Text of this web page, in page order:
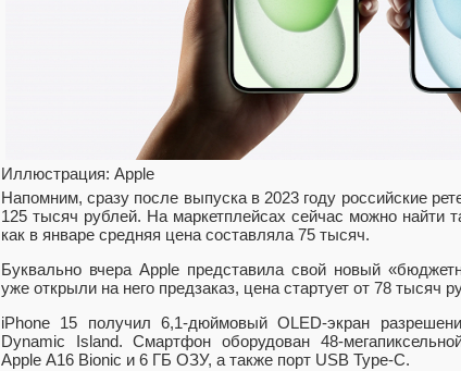
Иллюстрация: Apple
Напомним, сразу после выпуска в 2023 году российские
125 тысяч рублей. На маркетплейсах сейчас можно найти
как в январе средняя цена составляла 75 тысяч.
Буквально вчера Apple представила свой новый
уже открыли на него предзаказ, цена стартует от 78 тысяч
iPhone 15 получил 6,1-дюймовый OLED-экран
Dynamic Island. Смартфон оборудован 48-
Apple А16 Bionic и 6 ГБ ОЗУ, а также порт USB Type-C.